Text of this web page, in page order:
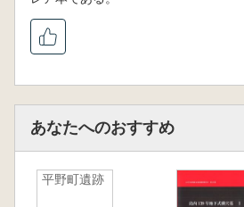
あなたへのおすすめ
平野町遺跡